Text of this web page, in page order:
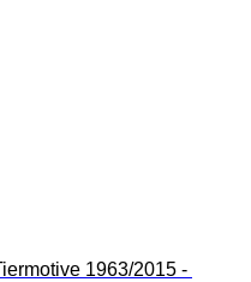
1963/2015 -